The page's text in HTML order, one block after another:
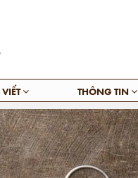
THÔNG TIN